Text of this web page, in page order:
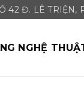
42 Đ. LÊ TRIỆN,
NGHỆ